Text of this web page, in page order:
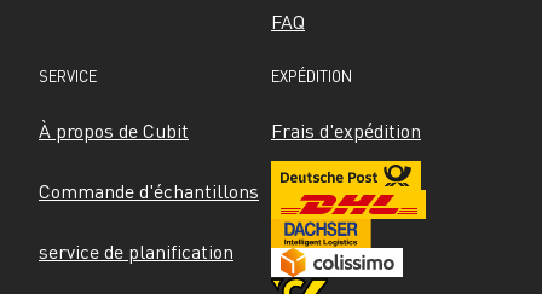
FAQ
SERVICE
À propos de Cubit
Commande d'échantillons
service de planification
EXPÉDITION
Frais d'expédition